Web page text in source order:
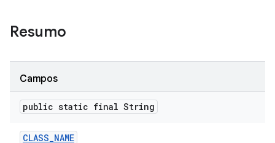
Resumo
Campos
public static final String
CLASS_NAME